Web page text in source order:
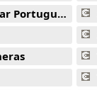
Portuguesa